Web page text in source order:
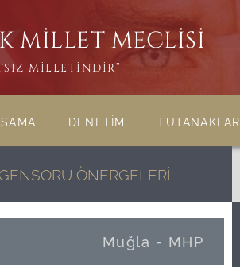
MİLLET MECLİSİ
MİLLETİNDİR”
DENETİM TUTANAKLAR
ÖNERGELERİ
Muğla - MHP